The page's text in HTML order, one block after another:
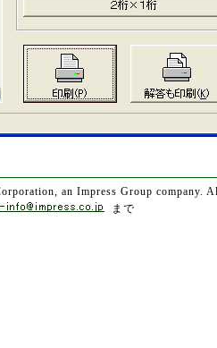
an Impress Group company.
まで